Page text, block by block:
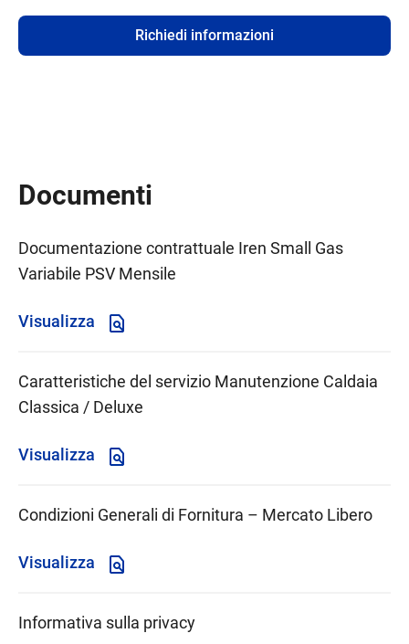
Richiedi informazioni
Documenti
Documentazione contrattuale Iren Small Gas
Variabile PSV Mensile
Visualizza
Caratteristiche del servizio Manutenzione Caldaia
Classica / Deluxe
Visualizza
Condizioni Generali di Fornitura – Mercato Libero
Visualizza
Informativa sulla privacy